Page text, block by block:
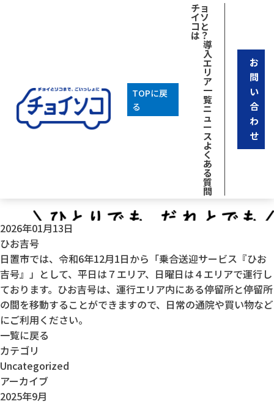
TOPに戻
る
チョ
イソ
コと
は？
導
入
エ
リ
ア
一
覧
ニ
ュ
ー
ス
よ
く
あ
る
質
問
お
問
い
合
わ
せ
2026年01月13日
ひお吉号
日置市では、令和6年12月1日から「乗合送迎サービス『ひお
吉号』」として、平日は７エリア、日曜日は４エリアで運行し
ております。ひお吉号は、運行エリア内にある停留所と停留所
の間を移動することができますので、日常の通院や買い物など
にご利用ください。
一覧に戻る
カテゴリ
Uncategorized
アーカイブ
2025年9月